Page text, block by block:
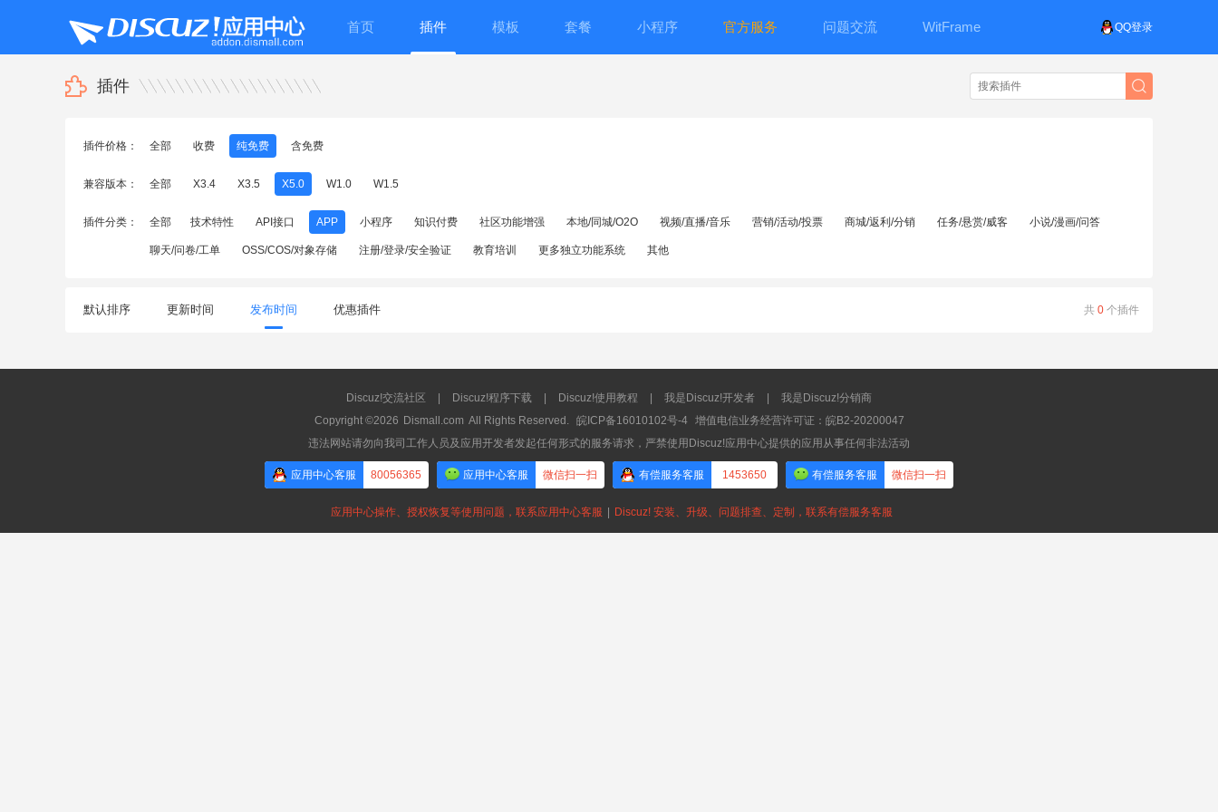
QQ登录
首页 插件 模板 套餐 小程序 官方服务 问题交流 WitFrame
插件
插件价格： 全部 收费 纯免费 含免费
兼容版本： 全部 X3.4 X3.5 X5.0 W1.0 W1.5
插件分类： 全部 技术特性 API接口 APP 小程序 知识付费 社区功能增强 本地/同城/O2O 视频/直播/音乐 营销/活动/投票 商城/返利/分销 任务/悬赏/威客 小说/漫画/问答
聊天/问卷/工单 OSS/COS/对象存储 注册/登录/安全验证 教育培训 更多独立功能系统 其他
共 0 个插件
默认排序 更新时间 发布时间 优惠插件
Discuz!交流社区 Discuz!程序下载 Discuz!使用教程 我是Discuz!开发者
我是Discuz!分销商
Copyright ©2026 Dismall.com All Rights Reserved. 皖ICP备16010102号-4
增值电信业务经营许可证：皖B2-20200047
违法网站请勿向我司工作人员及应用开发者发起任何形式的服务请求，严禁使用Discuz!应用中心提供的应用从事任何非法活动
应用中心客服 80056365 应用中心客服 微信扫一扫 有偿服务客服 1453650 有偿服务客服 微信扫一扫
应用中心操作、授权恢复等使用问题，联系应用中心客服 Discuz! 安装、升级、问题排查、定制，联系有偿服务客服